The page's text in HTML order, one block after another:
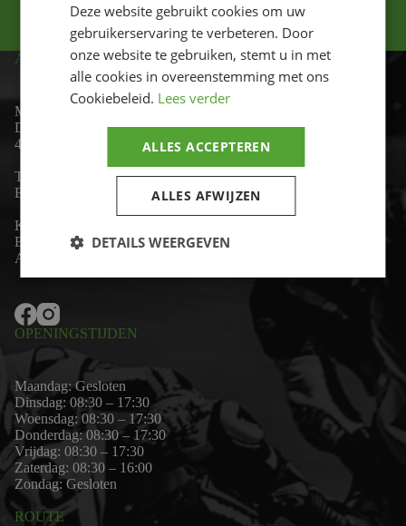
ADRES
Motor-id
De Lind 17
4841 KC Prinsenbeek
Telefoon:
+31 (0)76 - 54 11 888
Email:
wim@motor-id.nl
K.v.K: 80530338
B.T.W-nummer: NL861703947B01
Algemene voorwaarden
OPENINGSTIJDEN
Maandag: Gesloten
Dinsdag: 08:30 – 17:30
Woensdag: 08:30 – 17:30
Donderdag: 08:30 – 17:30
Vrijdag: 08:30 – 17:30
Zaterdag: 08:30 – 16:00
Zondag: Gesloten
ROUTE
Deze website gebruikt cookies om uw
gebruikerservaring te verbeteren. Door
onze website te gebruiken, stemt u in met
alle cookies in overeenstemming met ons
Cookiebeleid. Lees verder
ALLES ACCEPTEREN
ALLES AFWIJZEN
DETAILS WEERGEVEN